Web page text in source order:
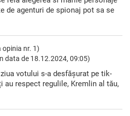
de agenturi de spionaj pot sa se
opinia nr. 1)
data de 18.12.2024, 09:05)
votului s-a desfășurat pe tik-
au respect regulile, Kremlin al tău,